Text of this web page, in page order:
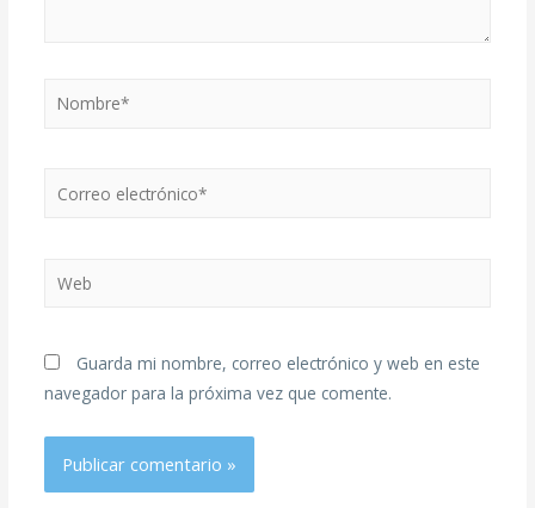
Guarda mi nombre, correo electrónico y web en este
navegador para la próxima vez que comente.